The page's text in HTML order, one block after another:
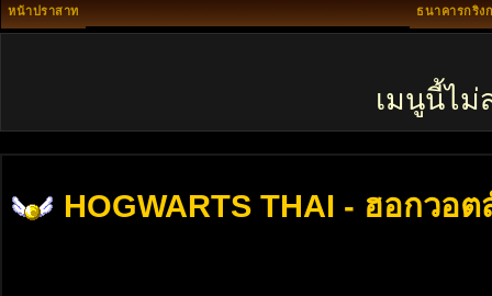
หน้าปราสาท ธนาคารกริง
เมนูนี้ไม่
HOGWARTS THAI - ฮอกวอต